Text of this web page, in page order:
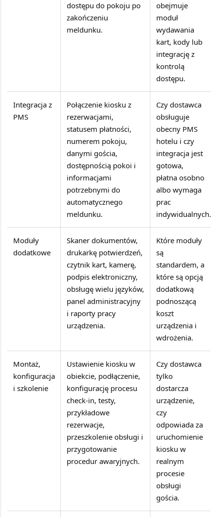
dostępu do pokoju po
zakończeniu
meldunku.
obejmuje
moduł
wydawania
kart, kody lub
integrację z
kontrolą
dostępu.
Integracja z
PMS
Połączenie kiosku z
rezerwacjami,
statusem płatności,
numerem pokoju,
danymi gościa,
dostępnością pokoi i
informacjami
potrzebnymi do
automatycznego
meldunku.
Czy dostawca
obsługuje
obecny PMS
hotelu i czy
integracja jest
gotowa,
płatna osobno
albo wymaga
prac
indywidualnych.
Moduły
dodatkowe
Skaner dokumentów,
drukarkę potwierdzeń,
czytnik kart, kamerę,
podpis elektroniczny,
obsługę wielu języków,
panel administracyjny
i raporty pracy
urządzenia.
Które moduły
są
standardem, a
które są opcją
dodatkową
podnoszącą
koszt
urządzenia i
wdrożenia.
Montaż,
konfiguracja
i szkolenie
Ustawienie kiosku w
obiekcie, podłączenie,
konfigurację procesu
check-in, testy,
przykładowe
rezerwacje,
przeszkolenie obsługi i
przygotowanie
procedur awaryjnych.
Czy dostawca
tylko
dostarcza
urządzenie,
czy
odpowiada za
uruchomienie
kiosku w
realnym
procesie
obsługi
gościa.